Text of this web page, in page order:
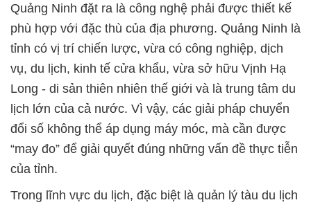
Quảng Ninh đặt ra là công nghệ phải được thiết kế
phù hợp với đặc thù của địa phương. Quảng Ninh là
tỉnh có vị trí chiến lược, vừa có công nghiệp, dịch
vụ, du lịch, kinh tế cửa khẩu, vừa sở hữu Vịnh Hạ
Long - di sản thiên nhiên thế giới và là trung tâm du
lịch lớn của cả nước. Vì vậy, các giải pháp chuyển
đổi số không thể áp dụng máy móc, mà cần được
“may đo” để giải quyết đúng những vấn đề thực tiễn
của tỉnh.
Trong lĩnh vực du lịch, đặc biệt là quản lý tàu du lịch